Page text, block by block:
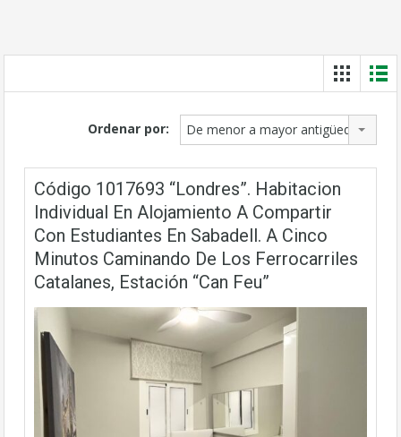
Ordenar por: De menor a mayor antigüedad
Código 1017693 “Londres”. Habitacion
Individual En Alojamiento A Compartir
Con Estudiantes En Sabadell. A Cinco
Minutos Caminando De Los Ferrocarriles
Catalanes, Estación “Can Feu”